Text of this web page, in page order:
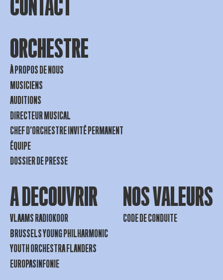
CONTACT
ORCHESTRE
À PROPOS DE NOUS
MUSICIENS
AUDITIONS
DIRECTEUR MUSICAL
CHEF D’ORCHESTRE INVITÉ PERMANENT
ÉQUIPE
DOSSIER DE PRESSE
A DECOUVRIR
VLAAMS RADIOKOOR
BRUSSELS YOUNG PHILHARMONIC
YOUTH ORCHESTRA FLANDERS
EUROPASINFONIE
NOS VALEURS
CODE DE CONDUITE